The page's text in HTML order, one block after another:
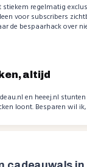
stiekem regelmatig
voor subscribers
de bespaarhack over
altijd
en heeej.nl
loont. Besparen wil